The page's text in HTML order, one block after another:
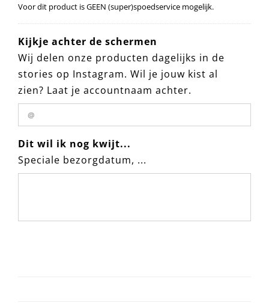
Voor dit product is GEEN (super)spoedservice mogelijk.
Kijkje achter de schermen
Wij delen onze producten dagelijks in de
stories op Instagram. Wil je jouw kist al
zien? Laat je accountnaam achter.
Dit wil ik nog kwijt...
Speciale bezorgdatum, ...